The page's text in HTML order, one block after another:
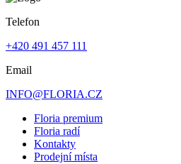
Telefon
+420 491 457 111
Email
INFO@FLORIA.CZ
Floria premium
Floria radí
Kontakty
Prodejní místa